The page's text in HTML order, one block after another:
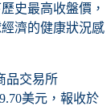
史最高收盤價，
濟的健康狀況感
交易所
美元，報收於